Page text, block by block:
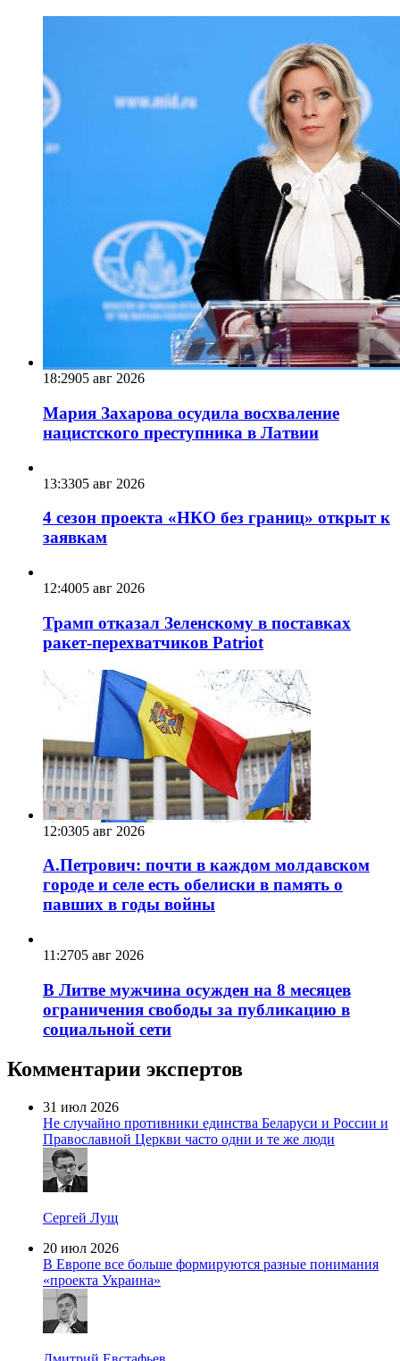
18:2905 авг 2026
Мария Захарова осудила восхваление
нацистского преступника в Латвии
13:3305 авг 2026
4 сезон проекта «НКО без границ» открыт к
заявкам
12:4005 авг 2026
Трамп отказал Зеленскому в поставках
ракет-перехватчиков Patriot
12:0305 авг 2026
А.Петрович: почти в каждом молдавском
городе и селе есть обелиски в память о
павших в годы войны
11:2705 авг 2026
В Литве мужчина осужден на 8 месяцев
ограничения свободы за публикацию в
социальной сети
Комментарии экспертов
31 июл 2026
Не случайно противники единства Беларуси и России и
Православной Церкви часто одни и те же люди
Сергей Лущ
20 июл 2026
В Европе все больше формируются разные понимания
«проекта Украина»